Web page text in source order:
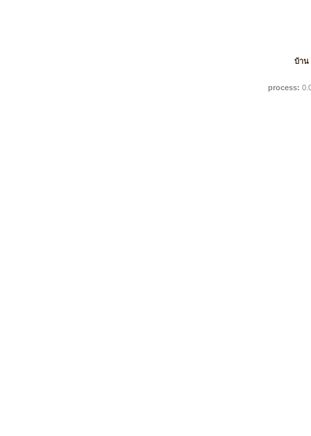
บ้าน
process: